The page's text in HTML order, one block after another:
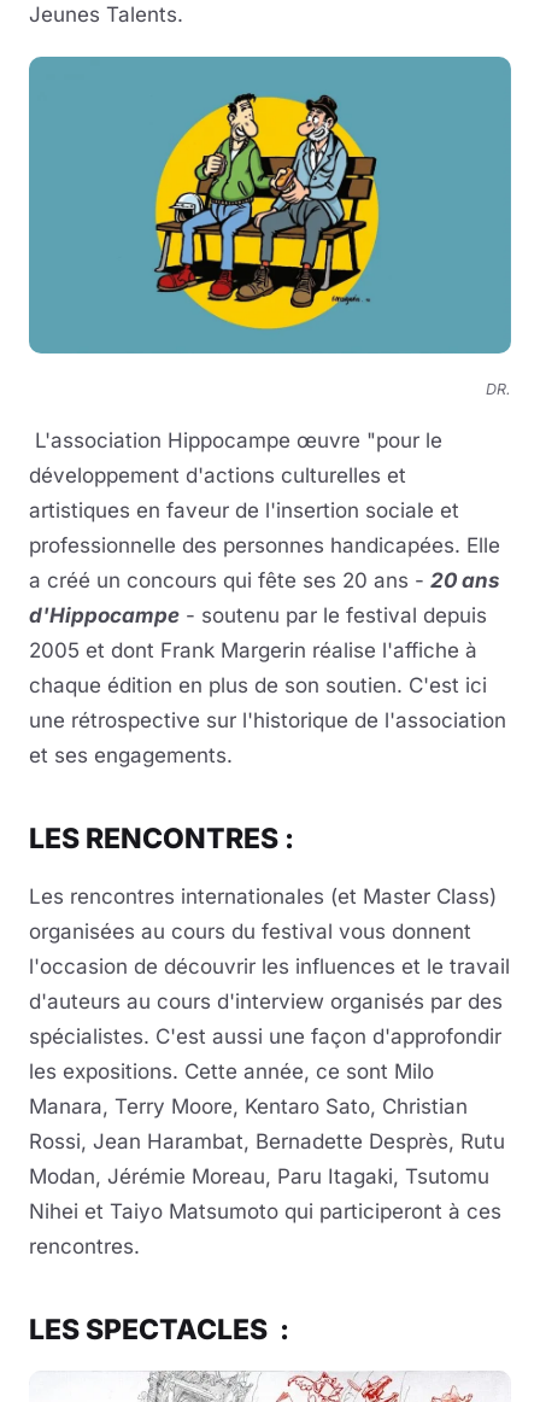
Jeunes Talents.
DR.
L'association Hippocampe œuvre "pour le
développement d'actions culturelles et
artistiques en faveur de l'insertion sociale et
professionnelle des personnes handicapées. Elle
a créé un concours qui fête ses 20 ans - 20 ans
d'Hippocampe - soutenu par le festival depuis
2005 et dont Frank Margerin réalise l'affiche à
chaque édition en plus de son soutien. C'est ici
une rétrospective sur l'historique de l'association
et ses engagements.
LES RENCONTRES :
Les rencontres internationales (et Master Class)
organisées au cours du festival vous donnent
l'occasion de découvrir les influences et le travail
d'auteurs au cours d'interview organisés par des
spécialistes. C'est aussi une façon d'approfondir
les expositions. Cette année, ce sont Milo
Manara, Terry Moore, Kentaro Sato, Christian
Rossi, Jean Harambat, Bernadette Desprès, Rutu
Modan, Jérémie Moreau, Paru Itagaki, Tsutomu
Nihei et Taiyo Matsumoto qui participeront à ces
rencontres.
LES SPECTACLES :